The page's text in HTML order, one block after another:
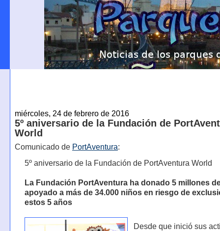
miércoles, 24 de febrero de 2016
5º aniversario de la Fundación de
World
Comunicado de PortAventura:
5º aniversario de la Fundación de PortAventura World
La Fundación PortAventura ha donado 5 millones
apoyado a más de 34.000 niños en riesgo de
estos 5 años
Desde que inició sus